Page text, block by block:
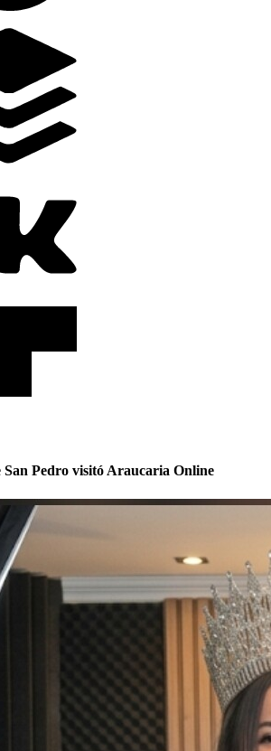
San Pedro visitó Araucaria Online